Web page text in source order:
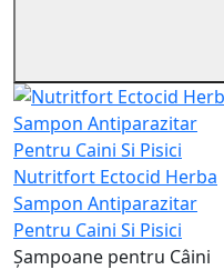
Nutritfort Ectocid Herba
Sampon Antiparazitar
Pentru Caini Si Pisici
Șampoane pentru Câini